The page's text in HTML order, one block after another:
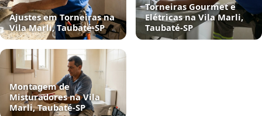
Ajustes em Torneiras na
Vila Marli, Taubaté‑SP
Torneiras Gourmet e
Elétricas na Vila Marli,
Taubaté‑SP
Montagem de
Misturadores na Vila
Marli, Taubaté‑SP